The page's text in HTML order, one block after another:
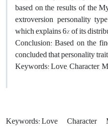
based on the results of the
extroversion personality
which explains 6% of its
Conclusion: Based on the
concluded that personality
Keywords: Love, Character,
Keywords: Love Character